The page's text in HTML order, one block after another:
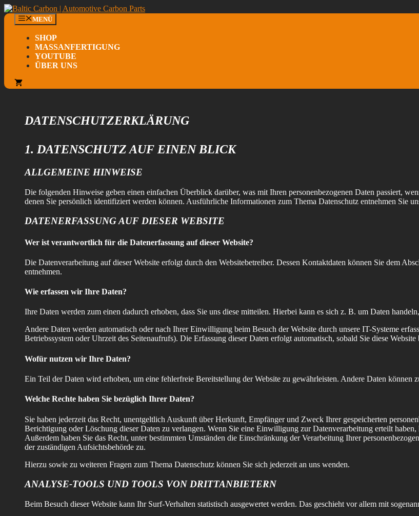
Zum
Inhalt
springen
MENÜ
SHOP
MASSANFERTIGUNG
YOUTUBE
ÜBER UNS
DATENSCHUTZERKLÄRUNG
1. DATENSCHUTZ AUF EINEN BLICK
ALLGEMEINE HINWEISE
Die folgenden Hinweise geben einen einfachen Überblick darüber, was mit Ihren personenbezogenen Daten passiert,
denen Sie persönlich identifiziert werden können. Ausführliche Informationen zum Thema Datenschutz entnehmen Sie
DATENERFASSUNG AUF DIESER WEBSITE
Wer ist verantwortlich für die Datenerfassung auf dieser Website?
Die Datenverarbeitung auf dieser Website erfolgt durch den Websitebetreiber. Dessen Kontaktdaten können Sie dem
entnehmen.
Wie erfassen wir Ihre Daten?
Ihre Daten werden zum einen dadurch erhoben, dass Sie uns diese mitteilen. Hierbei kann es sich z. B. um Daten
Andere Daten werden automatisch oder nach Ihrer Einwilligung beim Besuch der Website durch unsere IT-Systeme
Betriebssystem oder Uhrzeit des Seitenaufrufs). Die Erfassung dieser Daten erfolgt automatisch, sobald Sie diese Website
Wofür nutzen wir Ihre Daten?
Ein Teil der Daten wird erhoben, um eine fehlerfreie Bereitstellung der Website zu gewährleisten. Andere Daten können
Welche Rechte haben Sie bezüglich Ihrer Daten?
Sie haben jederzeit das Recht, unentgeltlich Auskunft über Herkunft, Empfänger und Zweck Ihrer gespeicherten
Berichtigung oder Löschung dieser Daten zu verlangen. Wenn Sie eine Einwilligung zur Datenverarbeitung erteilt
Außerdem haben Sie das Recht, unter bestimmten Umständen die Einschränkung der Verarbeitung Ihrer
der zuständigen Aufsichtsbehörde zu.
Hierzu sowie zu weiteren Fragen zum Thema Datenschutz können Sie sich jederzeit an uns wenden.
ANALYSE-TOOLS UND TOOLS VON DRITT­ANBIETERN
Beim Besuch dieser Website kann Ihr Surf-Verhalten statistisch ausgewertet werden. Das geschieht vor allem mit